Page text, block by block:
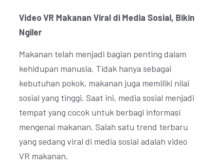
Video VR Makanan Viral di Media Sosial, Bikin
Ngiler
Makanan telah menjadi bagian penting dalam
kehidupan manusia. Tidak hanya sebagai
kebutuhan pokok, makanan juga memiliki nilai
sosial yang tinggi. Saat ini, media sosial menjadi
tempat yang cocok untuk berbagi informasi
mengenai makanan. Salah satu trend terbaru
yang sedang viral di media sosial adalah video
VR makanan.